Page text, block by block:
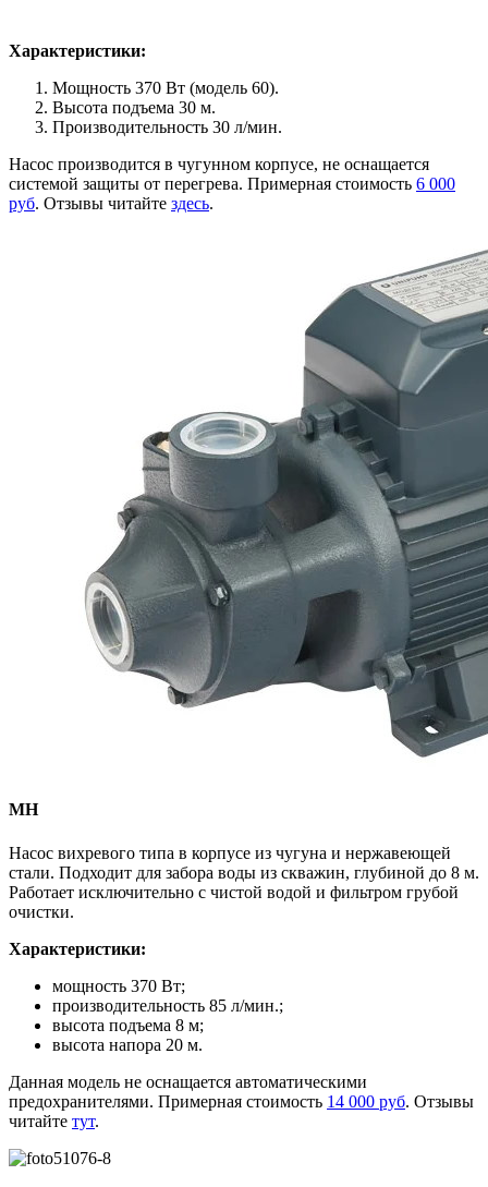
Характеристики:
Мощность 370 Вт (модель 60).
Высота подъема 30 м.
Производительность 30 л/мин.
Насос производится в чугунном корпусе, не оснащается
системой защиты от перегрева. Примерная стоимость 6 000
руб. Отзывы читайте здесь.
MH
Насос вихревого типа в корпусе из чугуна и нержавеющей
стали. Подходит для забора воды из скважин, глубиной до 8 м.
Работает исключительно с чистой водой и фильтром грубой
очистки.
Характеристики:
мощность 370 Вт;
производительность 85 л/мин.;
высота подъема 8 м;
высота напора 20 м.
Данная модель не оснащается автоматическими
предохранителями. Примерная стоимость 14 000 руб. Отзывы
читайте тут.